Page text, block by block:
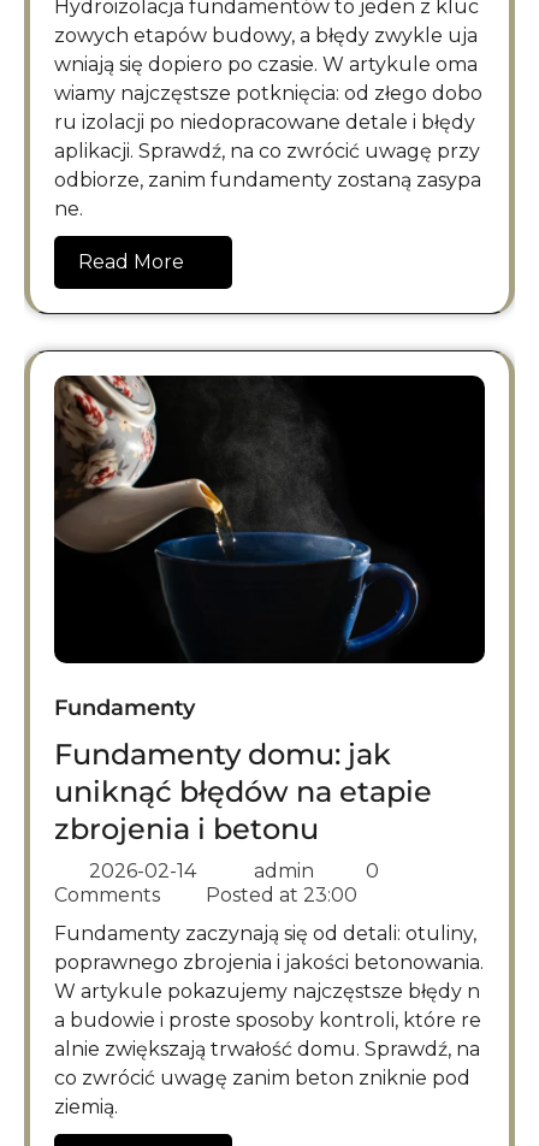
Hydroizolacja fundamentów to jeden z kluc
zowych etapów budowy, a błędy zwykle uja
wniają się dopiero po czasie. W artykule oma
wiamy najczęstsze potknięcia: od złego dobo
ru izolacji po niedopracowane detale i błędy
aplikacji. Sprawdź, na co zwrócić uwagę przy
odbiorze, zanim fundamenty zostaną zasypa
ne.
Read More
Fundamenty
Fundamenty domu: jak
uniknąć błędów na etapie
zbrojenia i betonu
2026-02-14 admin
0
Comments
Posted at 23:00
Fundamenty zaczynają się od detali: otuliny,
poprawnego zbrojenia i jakości betonowania.
W artykule pokazujemy najczęstsze błędy n
a budowie i proste sposoby kontroli, które re
alnie zwiększają trwałość domu. Sprawdź, na
co zwrócić uwagę zanim beton zniknie pod
ziemią.